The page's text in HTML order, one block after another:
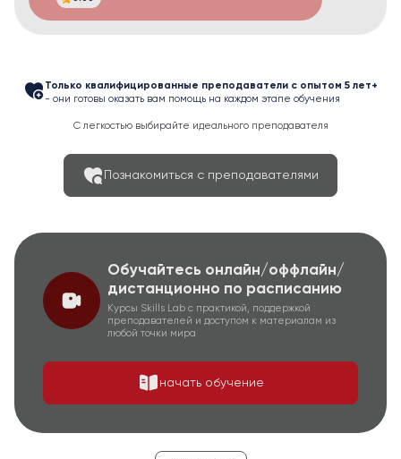
Только квалифицированные преподаватели с опытом 5 лет+
- они готовы оказать вам помощь на каждом этапе обучения
С легкостью выбирайте идеального преподавателя
Познакомиться с преподавателями
Обучайтесь онлайн/оффлайн/
дистанционно по расписанию
Курсы Skills Lab с практикой, поддержкой
преподавателей и доступом к материалам из
любой точки мира
начать обучение